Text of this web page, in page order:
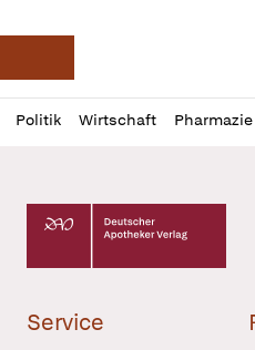
Deutsche
Politik Wirtschaft Pharmazie
Profil
öffnen
Daz
Pur
Deutscher Apotheker Verlag
Service